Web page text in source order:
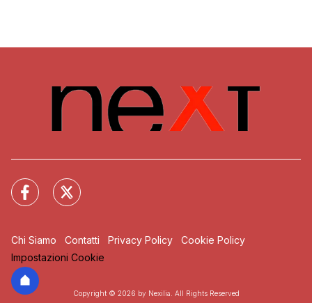
Chi Siamo Contatti Privacy Policy
Cookie Policy
Impostazioni Cookie
Copyright © 2026 by Nexilia. All Rights Reserved